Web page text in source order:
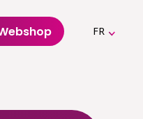
FR